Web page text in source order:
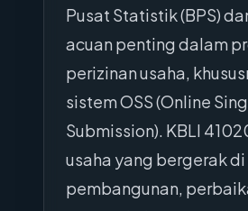
Pusat Statistik (BPS)
acuan penting dalam
perizinan usaha,
sistem OSS (Online
Submission). KBLI
usaha yang bergerak
pembangunan,